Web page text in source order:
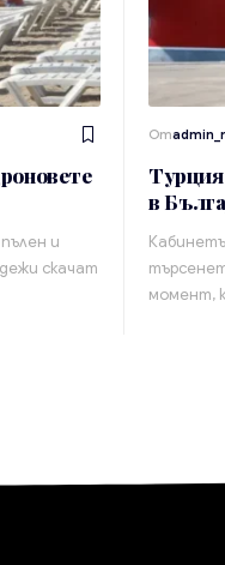
и
скачат
От
Турция
в
момент,